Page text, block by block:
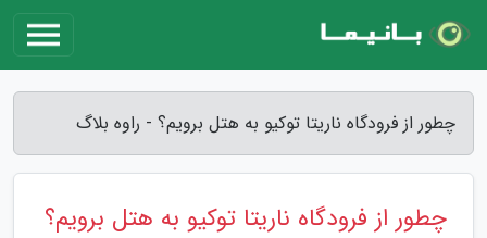
چطور از فرودگاه ناریتا توکیو به هتل برویم؟ - راوه بلاگ
چطور از فرودگاه ناریتا توکیو به هتل برویم؟